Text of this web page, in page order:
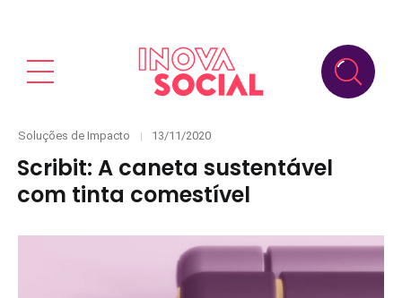
Categories
Soluções de Impacto
Posted
13/11/2020
Scribit: A caneta sustentável
com tinta comestível